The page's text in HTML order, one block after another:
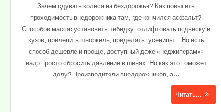
Зачем сдувать колеса на бездорожье? Как повысить
проходимость внедорожника там, где кончился асфальт?
Способов масса: установить лебедку, отлифтовать подвеску и
кузов, прилепить шноркель, приделать гусеницы… Но есть
способ дешевле и проще, доступный даже «неджиперам»:
надо просто сбросить давление в шинах! Но как это поможет
делу? Производители внедорожников, а...
Читать...